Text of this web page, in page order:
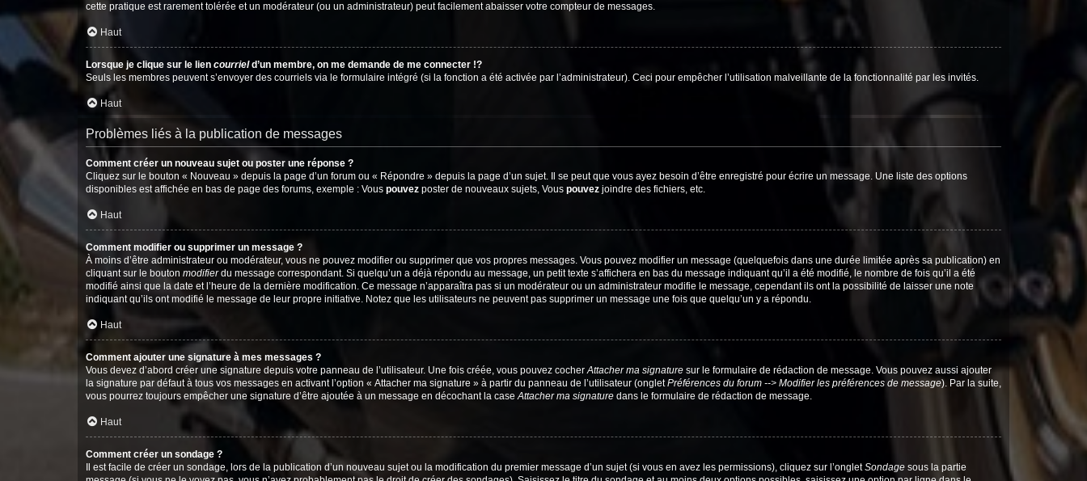
cette pratique est rarement tolérée et un modérateur (ou un administrateur) peut facilement abaisser votre compteur de messages.
Haut
Lorsque je clique sur le lien courrield’un membre, on me demande de me connecter !?
Seuls les membres peuvent s’envoyer des courriels via le formulaire intégré (si la fonction a été activée par l’administrateur). Ceci pour empêcher l’utilisation malveillante de la fonctionnalité par les invités.
Haut
Problèmes liés à la publication de messages
Comment créer un nouveau sujet ou poster une réponse ?
Cliquez sur le bouton « Nouveau » depuis la page d’un forum ou « Répondre » depuis la page d’un sujet. Il se peut que vous ayez besoin d’être enregistré pour écrire un message. Une liste des options
disponibles est affichée en bas de page des forums, exemple : Vous pouvez poster de nouveaux sujets, Vous pouvez joindre des fichiers, etc.
Haut
Comment modifier ou supprimer un message ?
À moins d’être administrateur ou modérateur, vous ne pouvez modifier ou supprimer que vos propres messages. Vous pouvez modifier un message (quelquefois dans une durée limitée après sa publication) en
cliquant sur le bouton modifierdu message correspondant. Si quelqu’un a déjà répondu au message, un petit texte s’affichera en bas du message indiquant qu’il a été modifié, le nombre de fois qu’il a été
modifié ainsi que la date et l’heure de la dernière modification. Ce message n’apparaîtra pas si un modérateur ou un administrateur modifie le message, cependant ils ont la possibilité de laisser une note
indiquant qu’ils ont modifié le message de leur propre initiative. Notez que les utilisateurs ne peuvent pas supprimer un message une fois que quelqu’un y a répondu.
Haut
Comment ajouter une signature à mes messages ?
Vous devez d’abord créer une signature depuis votre panneau de l’utilisateur. Une fois créée, vous pouvez cocherAttacher ma signature sur le formulaire de rédaction de message. Vous pouvez aussi ajouter
la signature par défaut à tous vos messages en activant l’option « Attacher ma signature » à partir du panneau de l’utilisateur (ongletPréférences du forum --> Modifier les préférences de message). Par la suite,
vous pourrez toujours empêcher une signature d’être ajoutée à un message en décochant la caseAttacher ma signature dans le formulaire de rédaction de message.
Haut
Comment créer un sondage ?
Il est facile de créer un sondage, lors de la publication d’un nouveau sujet ou la modification du premier message d’un sujet (si vous en avez les permissions), cliquez sur l’ongletSondage sous la partie